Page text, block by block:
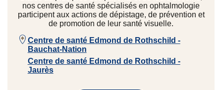
nos centres de santé spécialisés en ophtalmologie
participent aux actions de dépistage, de prévention et
de promotion de leur santé visuelle.
Centre de santé Edmond de Rothschild -
Bauchat-Nation
Centre de santé Edmond de Rothschild -
Jaurès